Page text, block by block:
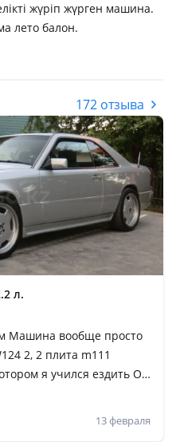
жүріп жүрген машина.
лето балон.
172 отзыва
л.
Машина вообще просто
2, 2 плита m111
я учился ездить Он
И целых 28 лет
хотите нет до 2012
в 2012 году он
13 февраля